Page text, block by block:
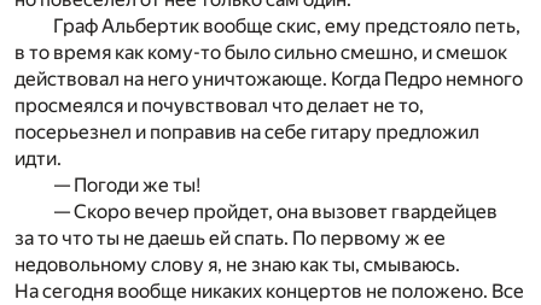
Граф Альбертик вообще скис, ему предстояло петь,
в то время как кому-то было сильно смешно, и смешок
действовал на него уничтожающе. Когда Педро немного
просмеялся и почувствовал что делает не то,
посерьезнел и поправив на себе гитару предложил
идти.
— Погоди же ты!
— Скоро вечер пройдет, она вызовет гвардейцев
за то что ты не даешь ей спать. По первому ж ее
недовольному слову я, не знаю как ты, смываюсь.
На сегодня вообще никаких концертов не положено. Все